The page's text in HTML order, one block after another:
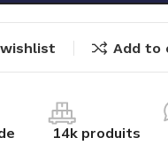
Add to
14k produits